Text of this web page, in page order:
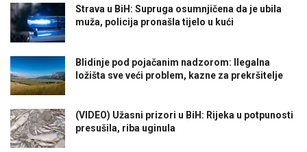
Strava u BiH: Supruga osumnjičena da je ubila
muža, policija pronašla tijelo u kući
Blidinje pod pojačanim nadzorom: Ilegalna
ložišta sve veći problem, kazne za prekršitelje
(VIDEO) Užasni prizori u BiH: Rijeka u potpunosti
presušila, riba uginula